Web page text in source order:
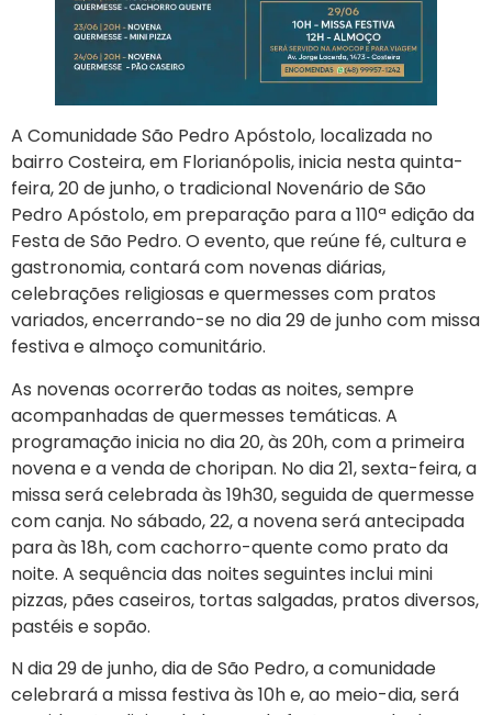
A Comunidade São Pedro Apóstolo, localizada no
bairro Costeira, em Florianópolis, inicia nesta quinta-
feira, 20 de junho, o tradicional Novenário de São
Pedro Apóstolo, em preparação para a 110ª edição da
Festa de São Pedro. O evento, que reúne fé, cultura e
gastronomia, contará com novenas diárias,
celebrações religiosas e quermesses com pratos
variados, encerrando-se no dia 29 de junho com missa
festiva e almoço comunitário.
As novenas ocorrerão todas as noites, sempre
acompanhadas de quermesses temáticas. A
programação inicia no dia 20, às 20h, com a primeira
novena e a venda de choripan. No dia 21, sexta-feira, a
missa será celebrada às 19h30, seguida de quermesse
com canja. No sábado, 22, a novena será antecipada
para às 18h, com cachorro-quente como prato da
noite. A sequência das noites seguintes inclui mini
pizzas, pães caseiros, tortas salgadas, pratos diversos,
pastéis e sopão.
N dia 29 de junho, dia de São Pedro, a comunidade
celebrará a missa festiva às 10h e, ao meio-dia, será